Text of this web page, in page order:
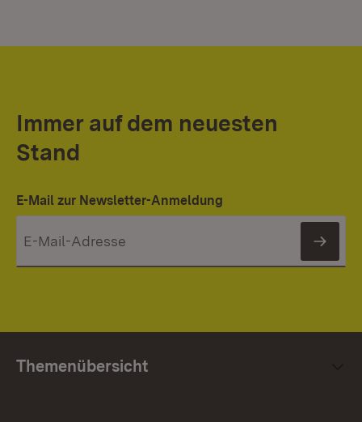
Immer auf dem neuesten
Stand
E-Mail zur Newsletter-Anmeldung
Themenübersicht